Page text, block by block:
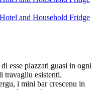
esse piazzati guasi in ogni
travagliu esistenti.
i mini bar crescenu in